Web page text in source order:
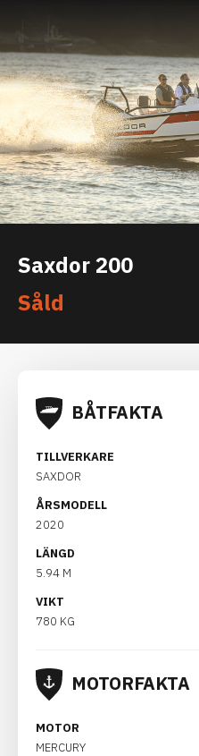
Saxdor 200
Såld
BÅTFAKTA
TILLVERKARE
SAXDOR
ÅRSMODELL
2020
LÄNGD
5.94 M
VIKT
780 KG
MOTORFAKTA
MOTOR
MERCURY